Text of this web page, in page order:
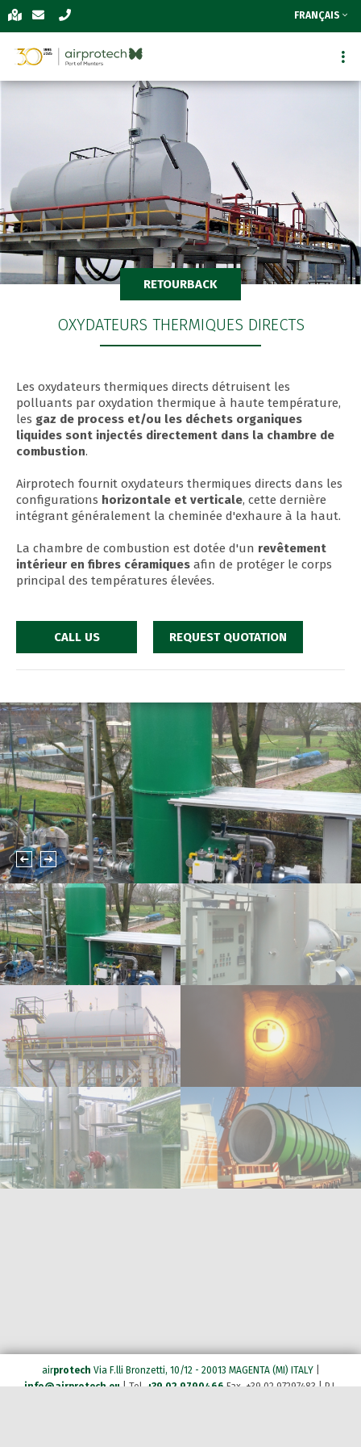
FRANÇAIS
RETOURBACK
OXYDATEURS THERMIQUES DIRECTS
Les oxydateurs thermiques directs détruisent les
polluants par oxydation thermique à haute température,
les gaz de process et/ou les déchets organiques
liquides sont injectés directement dans la chambre de
combustion.
Airprotech fournit oxydateurs thermiques directs dans les
configurations horizontale et verticale, cette dernière
intégrant généralement la cheminée d'exhaure à la haut.
La chambre de combustion est dotée d'un revêtement
intérieur en fibres céramiques afin de protéger le corps
principal des températures élevées.
CALL US REQUEST QUOTATION
airprotech Via F.lli Bronzetti, 10/12 - 20013 MAGENTA (MI) ITALY|
info@airprotech.eu| Tel.+39 02 9790466Fax. +39 02 97297483 | P.I.